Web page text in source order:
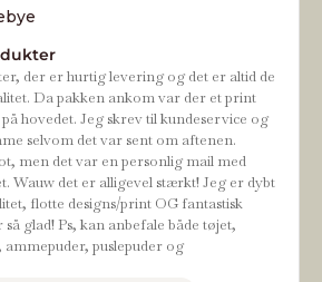
der er hurtig levering og det er altid de
Da pakken ankom var der et print
hovedet. Jeg skrev til kundeservice og
selvom det var sent om aftenen.
men det var en personlig mail med
Wauw det er alligevel stærkt! Jeg er dybt
flotte designs/print OG fantastisk
glad! Ps, kan anbefale både tøjet,
puslepuder og